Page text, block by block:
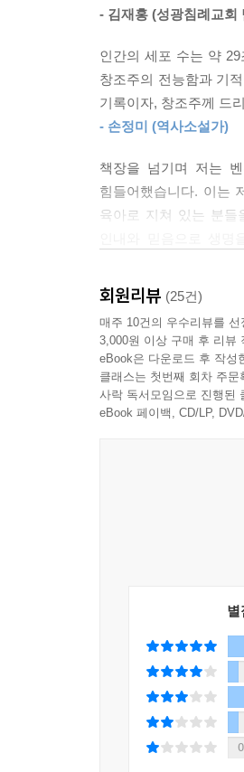
갔다. 그곳에 몇 사람
--- 「또 한 번의 수술」
미숙아는 출발선부터
느낀다. 부디 서희의 이
--- 「에필로그: 작은 생
미숙아로 태어난 것은
--- 「서희의 편지」 중에서
- 김재홍 (성광침례교회
인간의 세포 수는 약
창조주의 전능함과 기
기록이자, 창조주께 드
- 손정미 (역사소설가)
책장을 넘기며 저는
힘들어했습니다. 이는
육아로 지쳐 있는 분들
- 김은실 (소아청소년과
《685g의 기적》은 우
미숙아로 태어나 죽음
책을 통해 평범한 일
전해지기를 바랍니다.
- 안효상 (직장인성경
“《685g의 기적》을
것이 더 어려운 일이
없었던 딸을 키워내
부모들에게 깊은 위로
- 이교준 (아티피오 이사)
개인적으로 두 딸을
하나님의 선하신 인도
하는 생생한 기록입니
회원리뷰 (25건)
매주 10건의 우수리뷰를
3,000원 이상 구매 후 리뷰
eBook은 다운로드 후 작성
클래스는 첫번째 회차 주
사락 독서모임으로 진행된
eBook 페이백, CD/LP,
별